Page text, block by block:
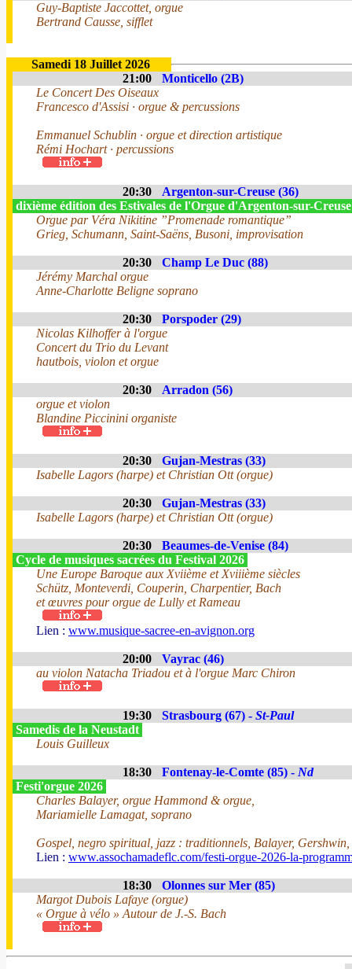
Guy-Baptiste Jaccottet, orgue
Bertrand Causse, sifflet
Samedi 18 Juillet 2026
21:00
Monticello (2B)
Le Concert Des Oiseaux
Francesco d'Assisi · orgue & percussions
Emmanuel Schublin · orgue et direction artistique
Rémi Hochart · percussions
20:30
Argenton-sur-Creuse (36)
dixième édition des Estivales de l'Orgue d'Argenton-sur-
Orgue par Véra Nikitine ”Promenade romantique”
Grieg, Schumann, Saint-Saëns, Busoni, improvisation
20:30
Champ Le Duc (88)
Jérémy Marchal orgue
Anne-Charlotte Beligne soprano
20:30
Porspoder (29)
Nicolas Kilhoffer à l'orgue
Concert du Trio du Levant
hautbois, violon et orgue
20:30
Arradon (56)
orgue et violon
Blandine Piccinini organiste
20:30
Gujan-Mestras (33)
Isabelle Lagors (harpe) et Christian Ott (orgue)
20:30
Gujan-Mestras (33)
Isabelle Lagors (harpe) et Christian Ott (orgue)
20:30
Beaumes-de-Venise (84)
Cycle de musiques sacrées du Festival 2026
Une Europe Baroque aux Xviième et Xviiième siècles
Schütz, Monteverdi, Couperin, Charpentier, Bach
et œuvres pour orgue de Lully et Rameau
Lien : www.musique-sacree-en-avignon.org
20:00
Vayrac (46)
au violon Natacha Triadou et à l'orgue Marc Chiron
19:30 Strasbourg (67) - St-Paul
Samedis de la Neustadt
Louis Guilleux
18:30 Fontenay-le-Comte (85) - Nd
Festi'orgue 2026
Charles Balayer, orgue Hammond & orgue,
Mariamielle Lamagat, soprano
Gospel, negro spiritual, jazz : traditionnels, Balayer, Gershwin,
Lien : www.assochamadeflc.com/festi-orgue-2026-la-
18:30
Olonnes sur Mer (85)
Margot Dubois Lafaye (orgue)
« Orgue à vélo » Autour de J.-S. Bach